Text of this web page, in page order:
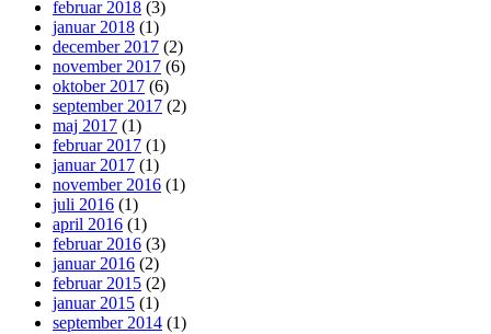
februar 2018 (3)
januar 2018 (1)
december 2017 (2)
november 2017 (6)
oktober 2017 (6)
september 2017 (2)
maj 2017 (1)
februar 2017 (1)
januar 2017 (1)
november 2016 (1)
juli 2016 (1)
april 2016 (1)
februar 2016 (3)
januar 2016 (2)
februar 2015 (2)
januar 2015 (1)
september 2014 (1)